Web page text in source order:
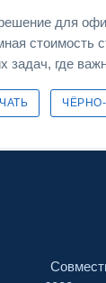
для
стоимость
задач, где